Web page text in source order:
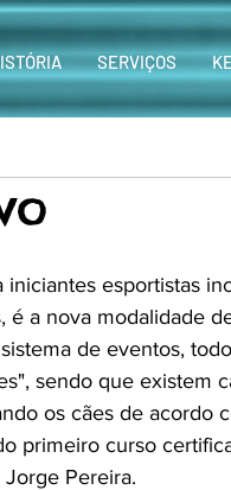
SERVIÇOS
esportistas
a nova modalidade
de eventos,
sendo que existem
os cães de acordo
primeiro curso
Pereira.